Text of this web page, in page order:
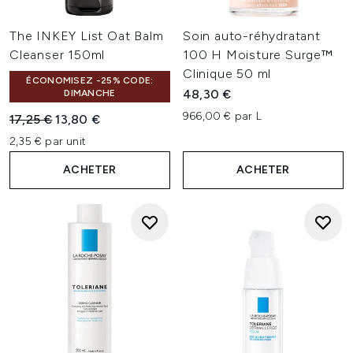
The INKEY List Oat Balm
Cleanser 150ml
ÉCONOMISEZ -25% CODE:
DIMANCHE
Prix de vente :
17,25 €Prix ​​actuel :
13,80 €
2,35 € par unit
ACHETER
Soin auto-réhydratant
100 H Moisture Surge™
Clinique 50 ml
48,30 €
966,00 € par L
ACHETER